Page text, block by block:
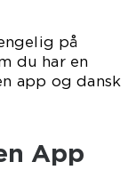
på
du har en
app og dansk
App